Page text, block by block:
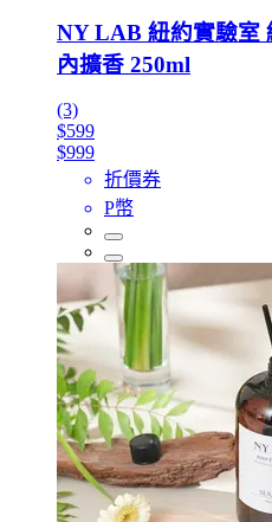
NY LAB 紐約實驗室
內擴香 250ml
(3)
$599
$999
折價券
P幣